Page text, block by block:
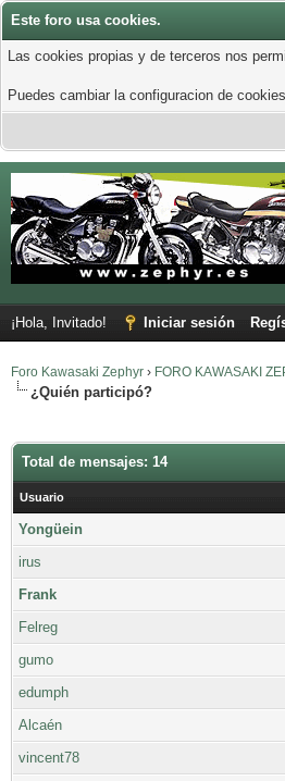
Este foro usa cookies.
Las cookies propias y de terceros nos
Puedes cambiar la configuracion de
¡Hola, Invitado! Iniciar sesión
Foro Kawasaki Zephyr › FORO KAWASAKI
¿Quién participó?
Total de mensajes: 14
Usuario
Yongüein
irus
Frank
Felreg
gumo
edumph
Alcaén
vincent78